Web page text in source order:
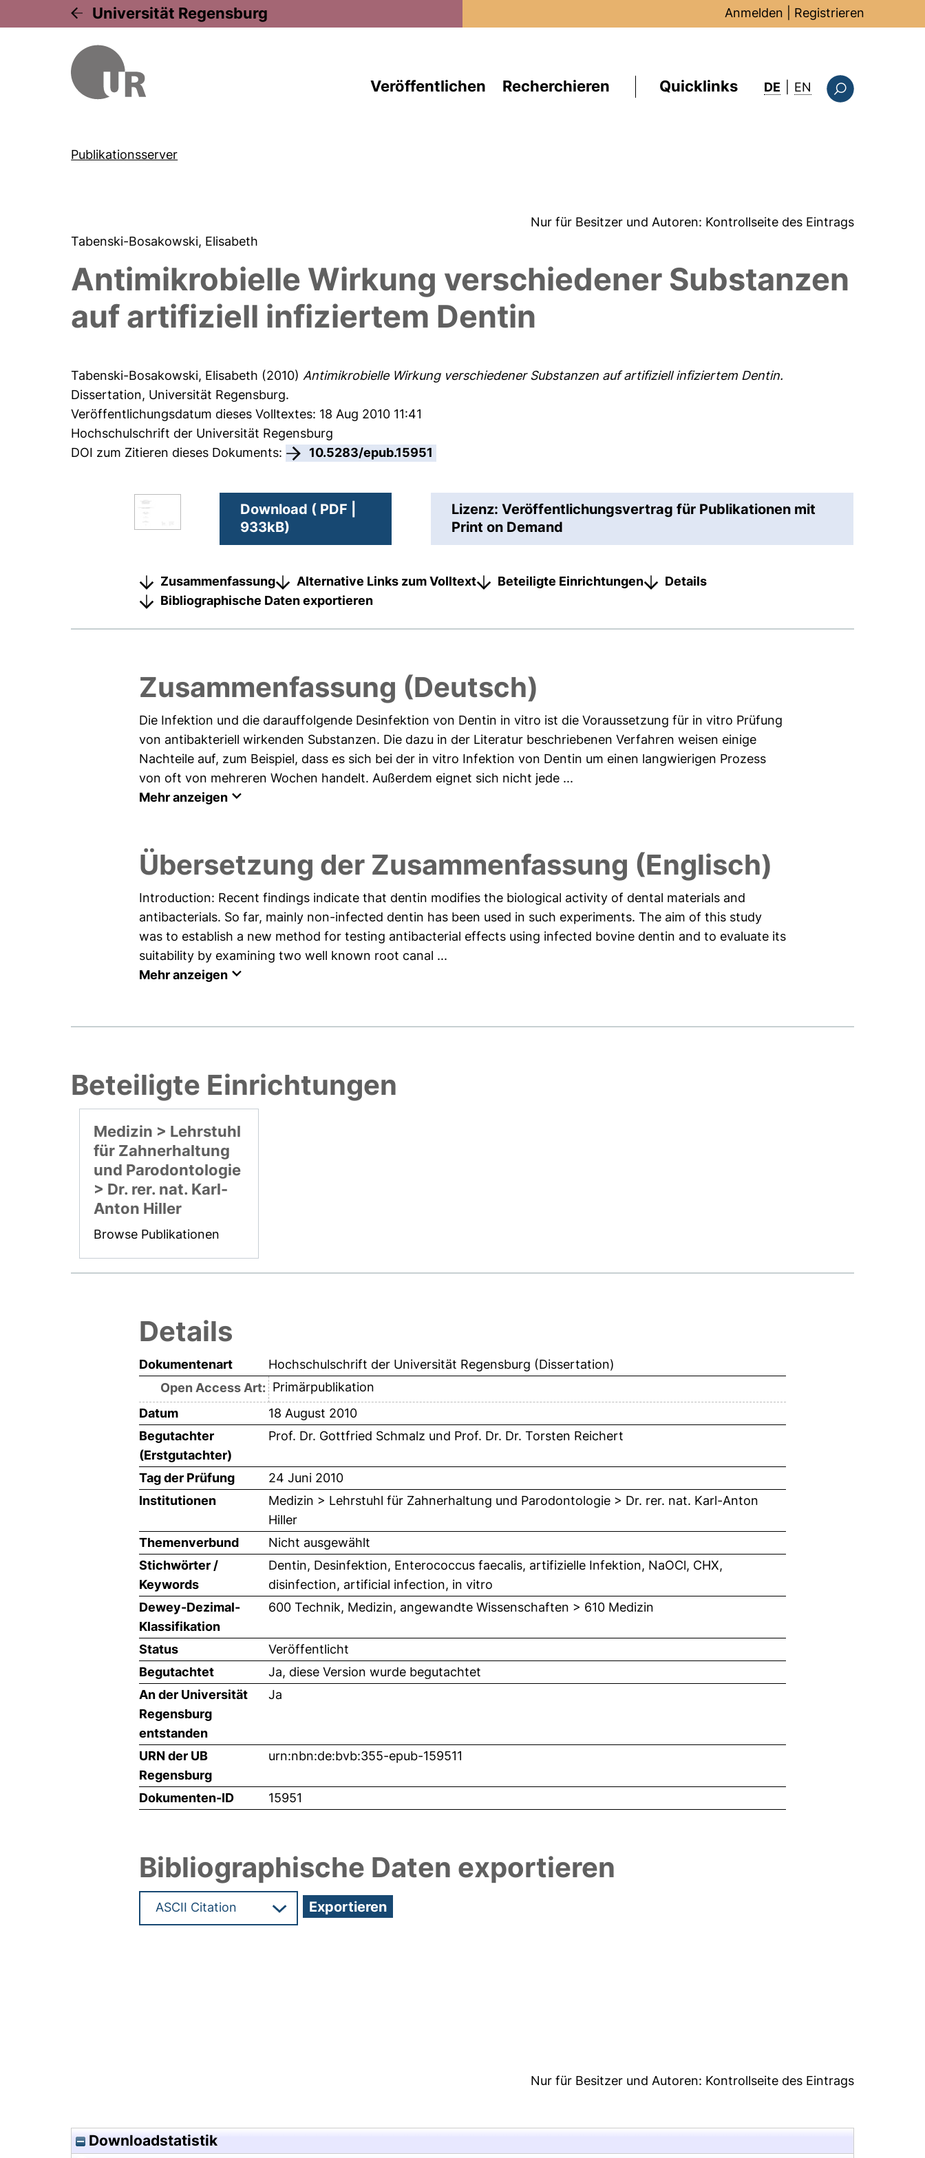
Universität Regensburg Anmelden Registrieren
Veröffentlichen Recherchieren Quicklinks DE EN : this page in
Publikationsserver
Nur für Besitzer und Autoren: Kontrollseite des Eintrags
Tabenski-Bosakowski, Elisabeth
Antimikrobielle Wirkung verschiedener Substanzen
auf artifiziell infiziertem Dentin
Tabenski-Bosakowski, Elisabeth (2010)Antimikrobielle Wirkung verschiedener Substanzen auf artifiziell infiziertem Dentin.
Dissertation, Universität Regensburg.
Veröffentlichungsdatum dieses Volltextes: 18 Aug 2010 11:41
Hochschulschrift der Universität Regensburg
DOI zum Zitieren dieses Dokuments:
10.5283/epub.15951
Download ( PDF |
933kB)
Lizenz: Veröffentlichungsvertrag für Publikationen mit
Print on Demand
Zusammenfassung Alternative Links zum Volltext Beteiligte Einrichtungen
Details
Bibliographische Daten exportieren
Zusammenfassung (Deutsch)
Die Infektion und die darauffolgende Desinfektion von Dentin in vitro ist die Voraussetzung für in vitro Prüfung
von antibakteriell wirkenden Substanzen. Die dazu in der Literatur beschriebenen Verfahren weisen einige
Nachteile auf, zum Beispiel, dass es sich bei der in vitro Infektion von Dentin um einen langwierigen Prozess
von oft von mehreren Wochen handelt. Außerdem eignet sich nicht jede ...
Mehr anzeigen
Übersetzung der Zusammenfassung (Englisch)
Introduction: Recent findings indicate that dentin modifies the biological activity of dental materials and
antibacterials. So far, mainly non-infected dentin has been used in such experiments. The aim of this study
was to establish a new method for testing antibacterial effects using infected bovine dentin and to evaluate its
suitability by examining two well known root canal ...
Mehr anzeigen
Beteiligte Einrichtungen
Medizin > Lehrstuhl
für Zahnerhaltung
und Parodontologie
> Dr. rer. nat. Karl-
Anton Hiller
Browse Publikationen
Details
Dokumentenart
Hochschulschrift der Universität Regensburg (Dissertation)
Open Access Art: Primärpublikation
Datum
18 August 2010
Begutachter
(Erstgutachter)
Prof. Dr. Gottfried Schmalz und Prof. Dr. Dr. Torsten Reichert
Tag der Prüfung
24 Juni 2010
Institutionen
Medizin > Lehrstuhl für Zahnerhaltung und Parodontologie > Dr. rer. nat. Karl-Anton
Hiller
Themenverbund
Nicht ausgewählt
Stichwörter /
Keywords
Dentin, Desinfektion, Enterococcus faecalis, artifizielle Infektion, NaOCl, CHX,
disinfection, artificial infection, in vitro
Dewey-Dezimal-
Klassifikation
600 Technik, Medizin, angewandte Wissenschaften > 610 Medizin
Status
Veröffentlicht
Begutachtet
Ja, diese Version wurde begutachtet
An der Universität
Regensburg
entstanden
Ja
URN der UB
Regensburg
urn:nbn:de:bvb:355-epub-159511
Dokumenten-ID 15951
Bibliographische Daten exportieren
Nur für Besitzer und Autoren: Kontrollseite des Eintrags
Downloadstatistik